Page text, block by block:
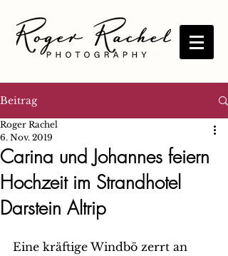
Beitrag
Carina und Johannes feiern
Hochzeit im Strandhotel
Darstein Altrip
Roger Rachel
6. Nov. 2019
Eine kräftige Windbö zerrt an